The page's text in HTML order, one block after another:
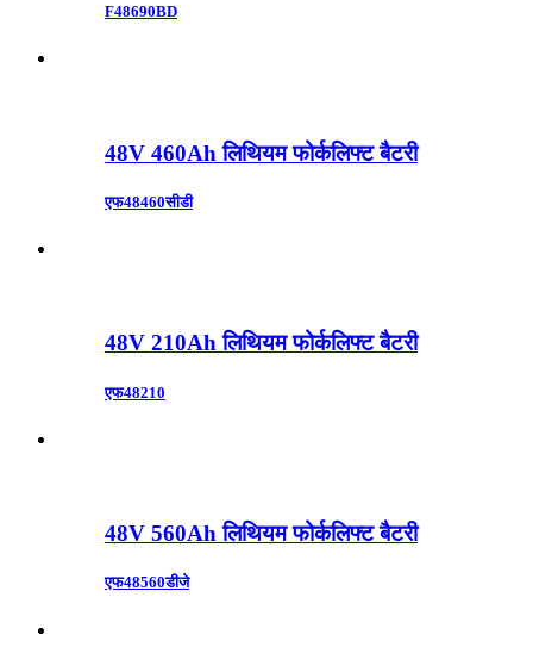
F48690BD
48V 460Ah लिथियम फोर्कलिफ्ट बैटरी
एफ48460सीडी
48V 210Ah लिथियम फोर्कलिफ्ट बैटरी
एफ48210
48V 560Ah लिथियम फोर्कलिफ्ट बैटरी
एफ48560डीजे